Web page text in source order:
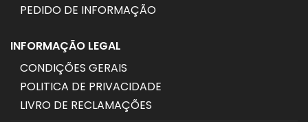
PEDIDO DE INFORMAÇÃO
INFORMAÇÃO LEGAL
CONDIÇÕES GERAIS
POLITICA DE PRIVACIDADE
LIVRO DE RECLAMAÇÕES